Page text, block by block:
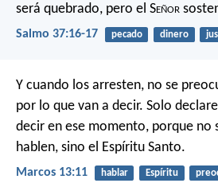
será quebrado, pero el Señor
Salmo 37:16-17 pecado dinero
Y cuando los arresten, no se
por lo que van a decir. Solo
decir en ese momento, porque no
hablen, sino el Espíritu Santo.
Marcos 13:11 hablar Espíritu